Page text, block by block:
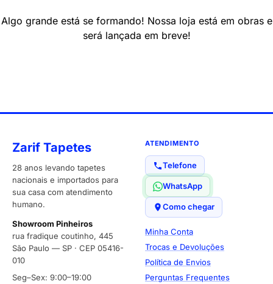
Algo grande está se formando! Nossa loja está em obras e
será lançada em breve!
Zarif Tapetes
28 anos levando tapetes
nacionais e importados para
sua casa com atendimento
humano.
Showroom Pinheiros
rua fradique coutinho, 445
São Paulo — SP · CEP 05416-
010
Seg–Sex: 9:00–19:00
ATENDIMENTO
Telefone
WhatsApp
Como chegar
Minha Conta
Trocas e Devoluções
Política de Envios
Perguntas Frequentes